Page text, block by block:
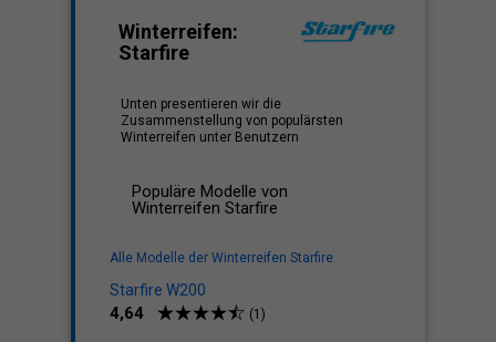
Winterreifen:
Starfire
Unten presentieren wir die
Zusammenstellung von populärsten
Winterreifen unter Benutzern
Populäre Modelle von
Winterreifen Starfire
Alle Modelle der Winterreifen Starfire
Starfire W200
4,64 (1)